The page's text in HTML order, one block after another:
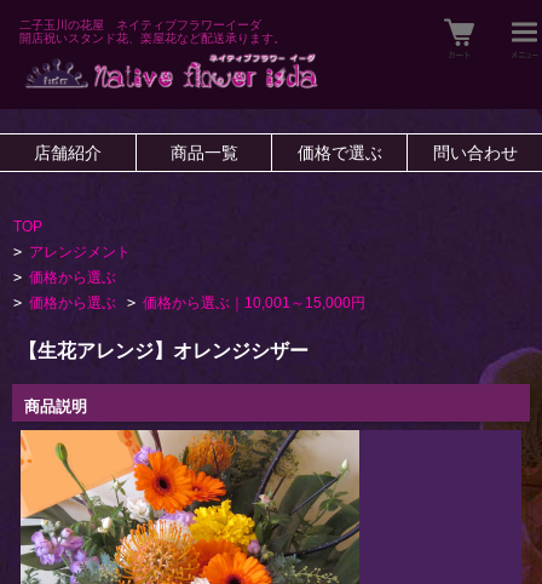
二子玉川の花屋 ネイティブフラワーイーダ
開店祝いスタンド花、楽屋花など配送承ります。
店舗紹介 商品一覧 価格で選ぶ 問い合わせ
TOP
> アレンジメント
> 価格から選ぶ
> 価格から選ぶ > 価格から選ぶ｜10,001～15,000円
【生花アレンジ】オレンジシザー
商品説明